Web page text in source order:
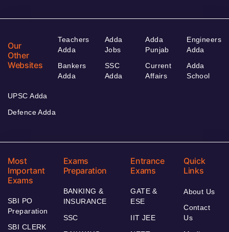
Our
Other
Websites
Teachers
Adda
Bankers
Adda
Adda
Jobs
SSC
Adda
Adda
Punjab
Current
Affairs
Engineers
Adda
Adda
School
UPSC Adda
Defence Adda
Most
Important
Exams
SBI PO
Preparation
SBI CLERK
Exams
Preparation
BANKING &
INSURANCE
SSC
Entrance
Exams
GATE &
ESE
IIT JEE
Quick
Links
About Us
Contact
Us